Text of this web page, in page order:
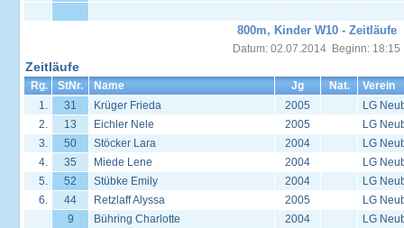
800m, Kinder W10 - Zeitläufe
Datum: 02.07.2014 Beginn: 18:15
Zeitläufe
Rg. StNr. Name Jg Nat.
Verein
1.
31 Krüger Frieda 2005
LG
2.
13 Eichler Nele 2005
LG
3.
50 Stöcker Lara 2004
LG
4.
35 Miede Lene 2004
LG
5.
52 Stübke Emily 2004
LG
6.
44 Retzlaff Alyssa 2005
LG
9
Bühring Charlotte 2004
LG